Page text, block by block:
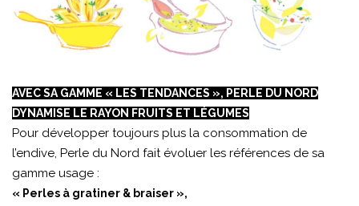
AVEC SA GAMME « LES TENDANCES », PERLE DU NORD
DYNAMISE LE RAYON FRUITS ET LÉGUMES
Pour développer toujours plus la consommation de
l’endive, Perle du Nord fait évoluer les références de sa
gamme usage :
« Perles à gratiner & braiser »,